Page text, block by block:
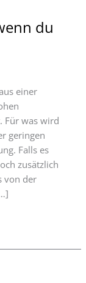
du
einer
Für was wird
geringen
Falls es
zusätzlich
von der